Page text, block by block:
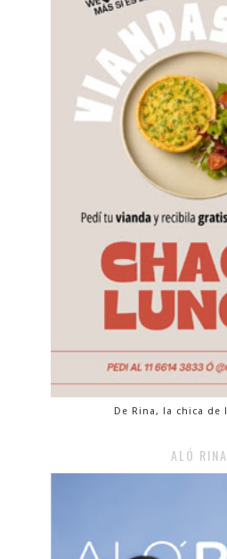
De Rina, la chica de
ALÓ RINA